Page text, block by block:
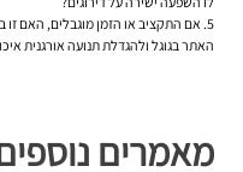
5. אם התקציב או הזמן מוגבלים, האם
האתר בגוגל ולהגדלת תנועה אורגנית
מאמרים